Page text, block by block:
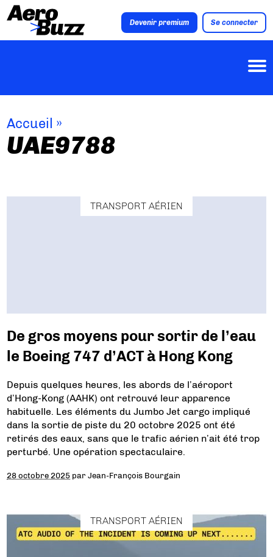
Devenir premium Se connecter
Accueil »
UAE9788
TRANSPORT AÉRIEN
De gros moyens pour sortir de l’eau
le Boeing 747 d’ACT à Hong Kong
Depuis quelques heures, les abords de l’aéroport
d’Hong-Kong (AAHK) ont retrouvé leur apparence
habituelle. Les éléments du Jumbo Jet cargo impliqué
dans la sortie de piste du 20 octobre 2025 ont été
retirés des eaux, sans que le trafic aérien n’ait été trop
perturbé. Une opération spectaculaire.
28 octobre 2025 parJean-François Bourgain
TRANSPORT AÉRIEN